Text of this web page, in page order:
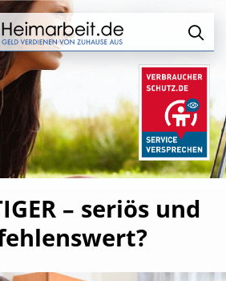
– seriös und